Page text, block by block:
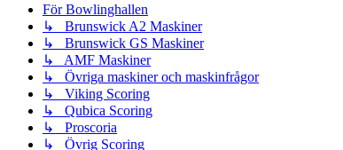
För Bowlinghallen
↳ Brunswick A2 Maskiner
↳ Brunswick GS Maskiner
↳ AMF Maskiner
↳ Övriga maskiner och maskinfrågor
↳ Viking Scoring
↳ Qubica Scoring
↳ Proscoria
↳ Övrig Scoring